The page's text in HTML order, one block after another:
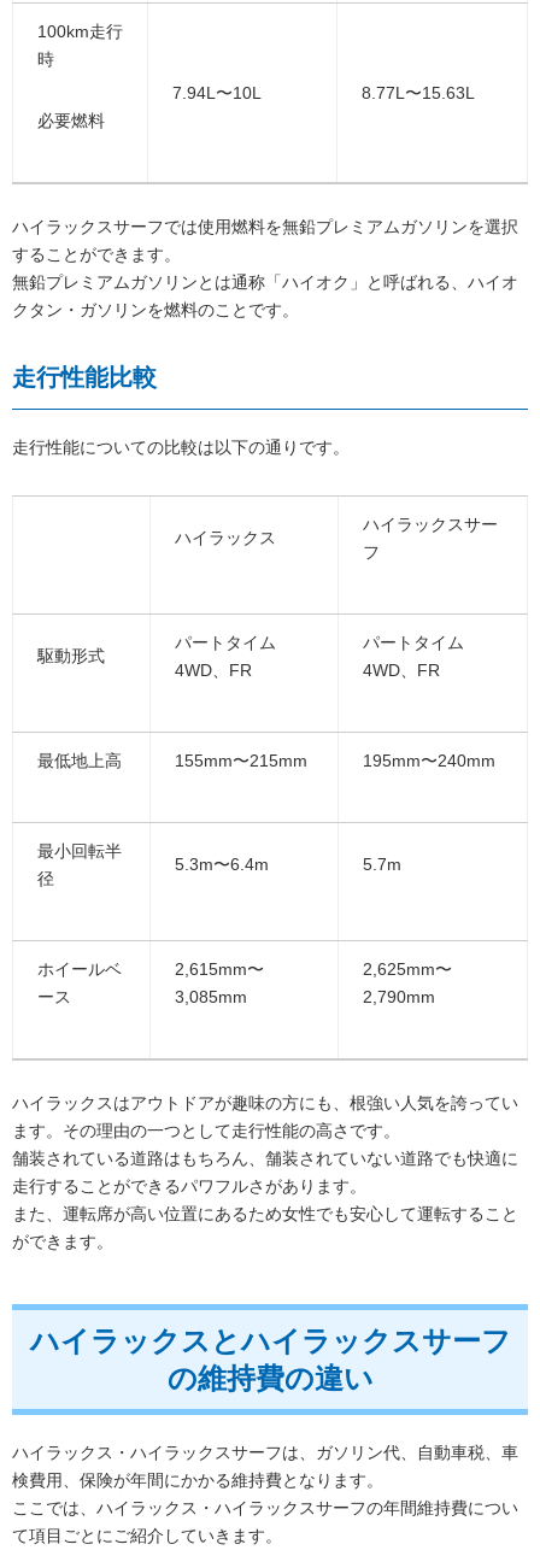
100km走行
時
必要燃料
7.94L〜10L 8.77L〜15.63L
ハイラックスサーフでは使用燃料を無鉛プレミアムガソリンを選択
することができます。
無鉛プレミアムガソリンとは通称「ハイオク」と呼ばれる、ハイオ
クタン・ガソリンを燃料のことです。
走行性能比較
走行性能についての比較は以下の通りです。
ハイラックス
ハイラックスサー
フ
駆動形式
パートタイム
4WD、FR
パートタイム
4WD、FR
最低地上高 155mm〜215mm 195mm〜240mm
最小回転半
径
5.3m〜6.4m 5.7m
ホイールベ
ース
2,615mm〜
3,085mm
2,625mm〜
2,790mm
ハイラックスはアウトドアが趣味の方にも、根強い人気を誇ってい
ます。その理由の一つとして走行性能の高さです。
舗装されている道路はもちろん、舗装されていない道路でも快適に
走行することができるパワフルさがあります。
また、運転席が高い位置にあるため女性でも安心して運転すること
ができます。
ハイラックスとハイラックスサーフ
の維持費の違い
ハイラックス・ハイラックスサーフは、ガソリン代、自動車税、車
検費用、保険が年間にかかる維持費となります。
ここでは、ハイラックス・ハイラックスサーフの年間維持費につい
て項目ごとにご紹介していきます。